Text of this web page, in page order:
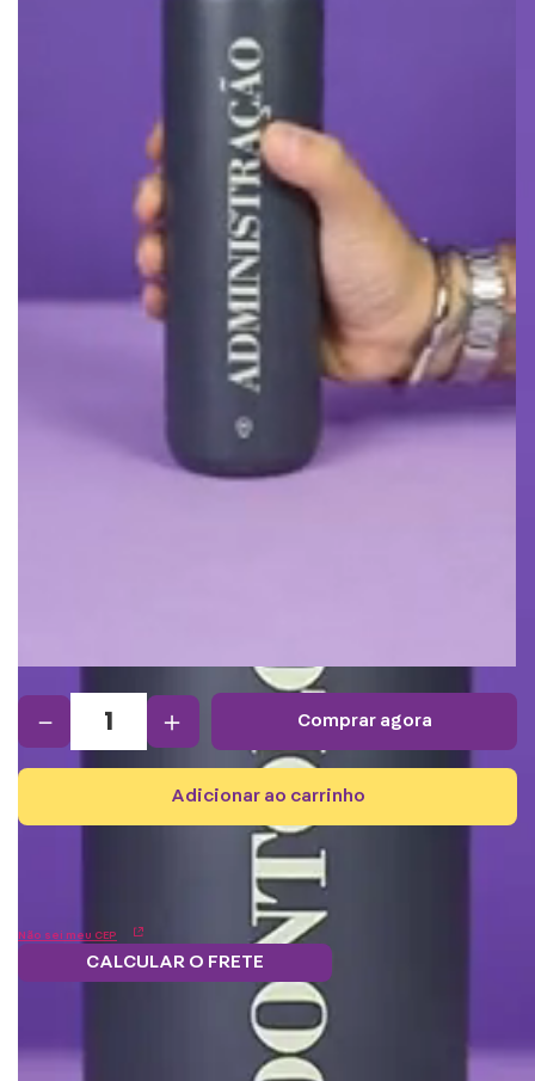
＋
－ comprar agora
adicionar ao carrinho
Não sei meu CEP
CALCULAR O FRETE